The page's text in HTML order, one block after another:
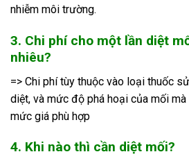
nhiễm môi trường.
3. Chi phí cho một lần diệt
nhiêu?
=> Chi phí tùy thuộc vào loại thuốc
diệt, và mức độ phá hoại của mối
mức giá phù hợp
4. Khi nào thì cần diệt mối?